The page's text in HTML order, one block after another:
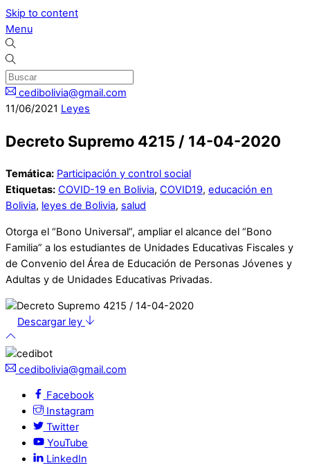
Skip to content
Menu
cedibolivia@gmail.com
11/06/2021 Leyes
Decreto Supremo 4215 / 14-04-2020
Temática: Participación y control social
Etiquetas: COVID-19 en Bolivia, COVID19, educación en
Bolivia, leyes de Bolivia, salud
Otorga el “Bono Universal”, ampliar el alcance del “Bono
Familia” a los estudiantes de Unidades Educativas Fiscales y
de Convenio del Área de Educación de Personas Jóvenes y
Adultas y de Unidades Educativas Privadas.
Descargar ley
cedibolivia@gmail.com
Facebook
Instagram
Twitter
YouTube
LinkedIn